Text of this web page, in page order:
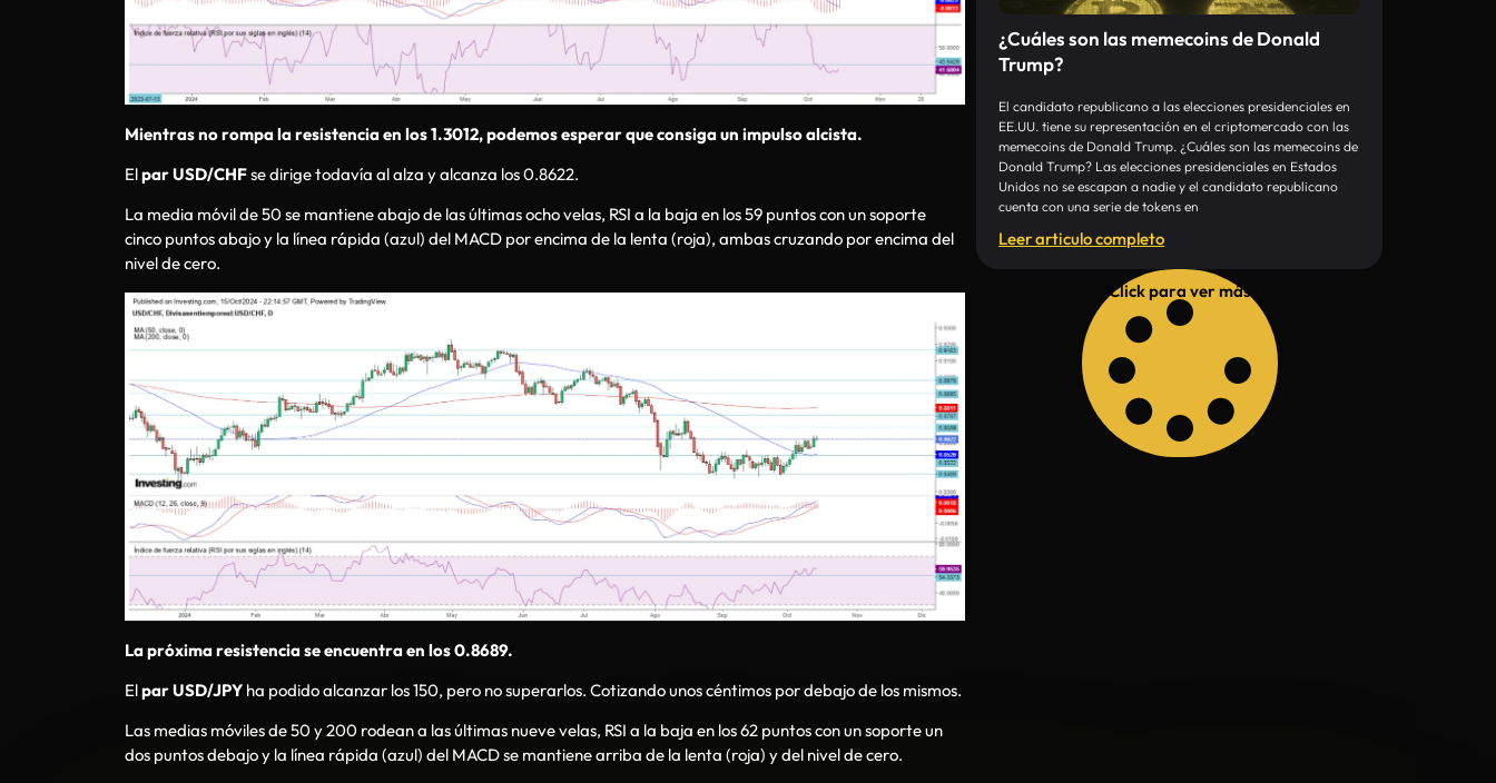
Mientras no rompa la resistencia en los 1.3012, podemos esperar que consiga un impulso alcista.
Elpar USD/CHFse dirige todavía al alza y alcanza los 0.8622.
La media móvil de 50 se mantiene abajo de las últimas ocho velas, RSI a la baja en los 59 puntos con un soporte
cinco puntos abajo y la línea rápida (azul) del MACD por encima de la lenta (roja), ambas cruzando por encima del
nivel de cero.
La próxima resistencia se encuentra en los 0.8689.
Elpar USD/JPY ha podido alcanzar los 150, pero no superarlos. Cotizando unos céntimos por debajo de los mismos.
Las medias móviles de 50 y 200 rodean a las últimas nueve velas, RSI a la baja en los 62 puntos con un soporte un
dos puntos debajo y la línea rápida (azul) del MACD se mantiene arriba de la lenta (roja) y del nivel de cero.
¿Cuáles son las memecoins de Donald
Trump?
El candidato republicano a las elecciones presidenciales en
EE.UU. tiene su representación en el criptomercado con las
memecoins de Donald Trump. ¿Cuáles son las memecoins de
Donald Trump? Las elecciones presidenciales en Estados
Unidos no se escapan a nadie y el candidato republicano
cuenta con una serie de tokens en
Leer articulo completo
Click para ver más